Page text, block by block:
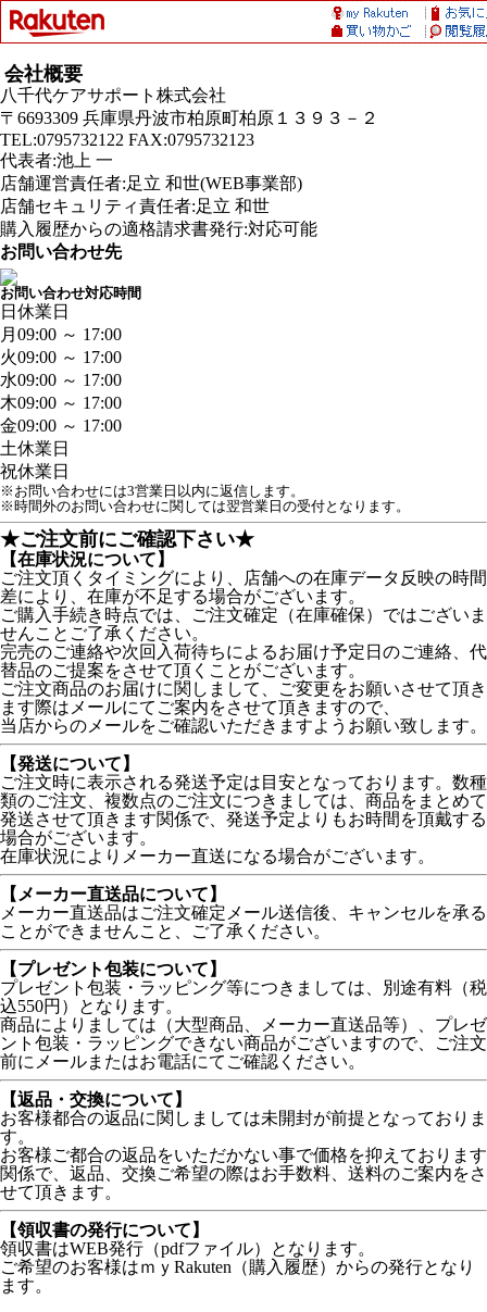
会社概要
八千代ケアサポート株式会社
〒6693309 兵庫県丹波市柏原町柏原１３９３－２
TEL:0795732122 FAX:0795732123
代表者:池上 一
店舗運営責任者:足立 和世(WEB事業部)
店舗セキュリティ責任者:足立 和世
購入履歴からの適格請求書発行:対応可能
お問い合わせ先
お問い合わせ対応時間
日 休業日
月 09:00 ～ 17:00
火09:00 ～ 17:00
水09:00 ～ 17:00
木09:00 ～ 17:00
金09:00 ～ 17:00
土休業日
祝休業日
※お問い合わせには3営業日以内に返信します。
※時間外のお問い合わせに関しては翌営業日の受付となります。
★ご注文前にご確認下さい★
【在庫状況について】
ご注文頂くタイミングにより、店舗への在庫データ反映の時間
差により、在庫が不足する場合がございます。
ご購入手続き時点では、ご注文確定（在庫確保）ではございま
せんことご了承ください。
完売のご連絡や次回入荷待ちによるお届け予定日のご連絡、代
替品のご提案をさせて頂くことがございます。
ご注文商品のお届けに関しまして、ご変更をお願いさせて頂き
ます際はメールにてご案内をさせて頂きますので、
当店からのメールをご確認いただきますようお願い致します。
【発送について】
ご注文時に表示される発送予定は目安となっております。数種
類のご注文、複数点のご注文につきましては、商品をまとめて
発送させて頂きます関係で、発送予定よりもお時間を頂戴する
場合がございます。
在庫状況によりメーカー直送になる場合がございます。
【メーカー直送品について】
メーカー直送品はご注文確定メール送信後、キャンセルを承る
ことができませんこと、ご了承ください。
【プレゼント包装について】
プレゼント包装・ラッピング等につきましては、別途有料（税
込550円）となります。
商品によりましては（大型商品、メーカー直送品等）、プレゼ
ント包装・ラッピングできない商品がございますので、ご注文
前にメールまたはお電話にてご確認ください。
【返品・交換について】
お客様都合の返品に関しましては未開封が前提となっておりま
す。
お客様ご都合の返品をいただかない事で価格を抑えております
関係で、返品、交換ご希望の際はお手数料、送料のご案内をさ
せて頂きます。
【領収書の発行について】
領収書はWEB発行（pdfファイル）となります。
ご希望のお客様はｍｙRakuten（購入履歴）からの発行となり
ます。